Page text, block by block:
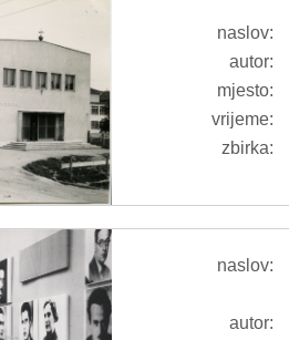
naslov:
autor:
mjesto:
vrijeme:
zbirka:
naslov:
autor: